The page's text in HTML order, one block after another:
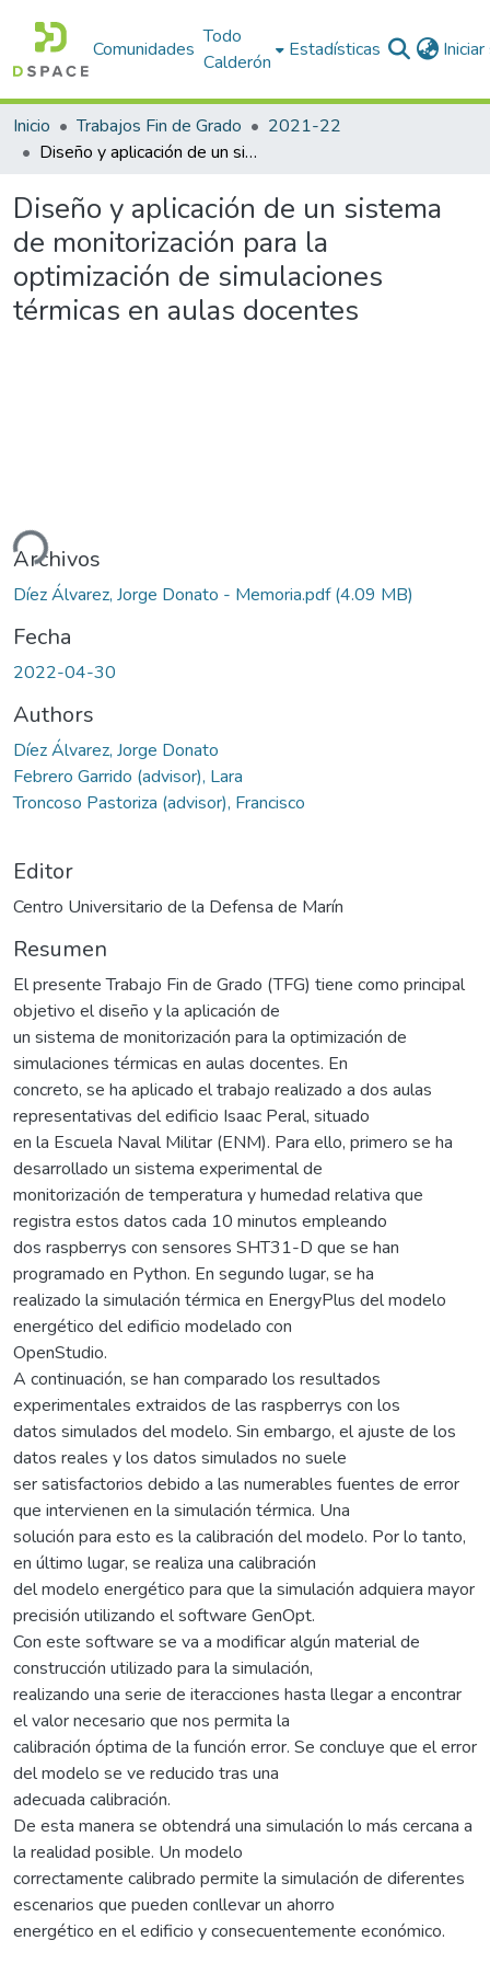
Comunidades
Todo
Calderón
Estadísticas
Inicio Trabajos Fin de Grado
2021-22
Diseño y aplicación de un sistema de monitorización para la optimización de simulaciones térmicas en aulas docentes
Diseño y aplicación de un sistema
de monitorización para la
optimización de simulaciones
térmicas en aulas docentes
Archivos
Díez Álvarez, Jorge Donato - Memoria.pdf(4.09 MB)
Fecha
2022-04-30
Authors
Díez Álvarez, Jorge Donato
Febrero Garrido (advisor), Lara
Troncoso Pastoriza (advisor), Francisco
Editor
Centro Universitario de la Defensa de Marín
Resumen
El presente Trabajo Fin de Grado (TFG) tiene como principal
objetivo el diseño y la aplicación de
un sistema de monitorización para la optimización de
simulaciones térmicas en aulas docentes. En
concreto, se ha aplicado el trabajo realizado a dos aulas
representativas del edificio Isaac Peral, situado
en la Escuela Naval Militar (ENM). Para ello, primero se ha
desarrollado un sistema experimental de
monitorización de temperatura y humedad relativa que
registra estos datos cada 10 minutos empleando
dos raspberrys con sensores SHT31-D que se han
programado en Python. En segundo lugar, se ha
realizado la simulación térmica en EnergyPlus del modelo
energético del edificio modelado con
OpenStudio.
A continuación, se han comparado los resultados
experimentales extraidos de las raspberrys con los
datos simulados del modelo. Sin embargo, el ajuste de los
datos reales y los datos simulados no suele
ser satisfactorios debido a las numerables fuentes de error
que intervienen en la simulación térmica. Una
solución para esto es la calibración del modelo. Por lo tanto,
en último lugar, se realiza una calibración
del modelo energético para que la simulación adquiera mayor
precisión utilizando el software GenOpt.
Con este software se va a modificar algún material de
construcción utilizado para la simulación,
realizando una serie de iteracciones hasta llegar a encontrar
el valor necesario que nos permita la
calibración óptima de la función error. Se concluye que el error
del modelo se ve reducido tras una
adecuada calibración.
De esta manera se obtendrá una simulación lo más cercana a
la realidad posible. Un modelo
correctamente calibrado permite la simulación de diferentes
escenarios que pueden conllevar un ahorro
energético en el edificio y consecuentemente económico.